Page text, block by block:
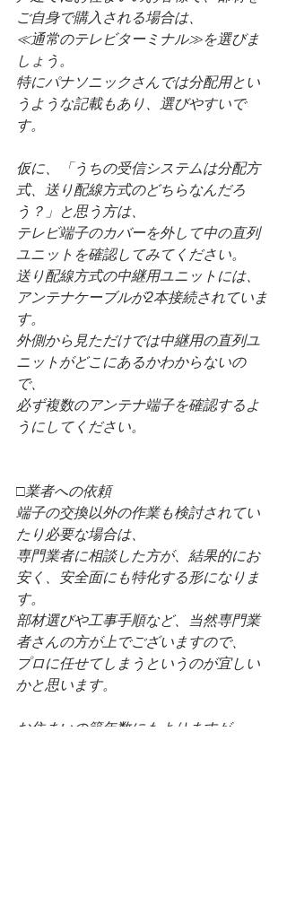
ご自身で購入される場合は、
≪通常のテレビターミナル≫を選びま
しょう。
特にパナソニックさんでは分配用とい
うような記載もあり、選びやすいで
す。
仮に、「うちの受信システムは分配方
式、送り配線方式のどちらなんだろ
う？」と思う方は、
テレビ端子のカバーを外して中の直列
ユニットを確認してみてください。
送り配線方式の中継用ユニットには、
アンテナケーブルが2本接続されていま
す。
外側から見ただけでは中継用の直列ユ
ニットがどこにあるかわからないの
で、
必ず複数のアンテナ端子を確認するよ
うにしてください。
□業者への依頼
端子の交換以外の作業も検討されてい
たり必要な場合は、
専門業者に相談した方が、結果的にお
安く、安全面にも特化する形になりま
す。
部材選びや工事手順など、当然専門業
者さんの方が上でございますので、
プロに任せてしまうというのが宜しい
かと思います。
お住まいの築年数にもよりますが、